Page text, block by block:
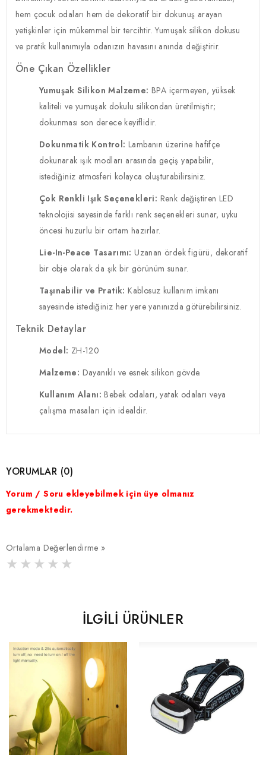
hem çocuk odaları hem de dekoratif bir dokunuş arayan
yetişkinler için mükemmel bir tercihtir. Yumuşak silikon dokusu
ve pratik kullanımıyla odanızın havasını anında değiştirir.
Öne Çıkan Özellikler
Yumuşak Silikon Malzeme: BPA içermeyen, yüksek
kaliteli ve yumuşak dokulu silikondan üretilmiştir;
dokunması son derece keyiflidir.
Dokunmatik Kontrol: Lambanın üzerine hafifçe
dokunarak ışık modları arasında geçiş yapabilir,
istediğiniz atmosferi kolayca oluşturabilirsiniz.
Çok Renkli Işık Seçenekleri: Renk değiştiren LED
teknolojisi sayesinde farklı renk seçenekleri sunar, uyku
öncesi huzurlu bir ortam hazırlar.
Lie-In-Peace Tasarımı: Uzanan ördek figürü, dekoratif
bir obje olarak da şık bir görünüm sunar.
Taşınabilir ve Pratik: Kablosuz kullanım imkanı
sayesinde istediğiniz her yere yanınızda götürebilirsiniz.
Teknik Detaylar
Model: ZH-120
Malzeme: Dayanıklı ve esnek silikon gövde.
Kullanım Alanı: Bebek odaları, yatak odaları veya
çalışma masaları için idealdir.
YORUMLAR (0)
Yorum / Soru ekleyebilmek için üye olmanız
gerekmektedir.
Ortalama Değerlendirme »
İLGILI ÜRÜNLER